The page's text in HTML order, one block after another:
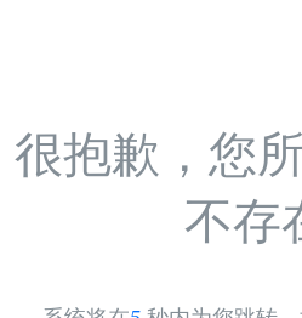
很抱歉，您
不存